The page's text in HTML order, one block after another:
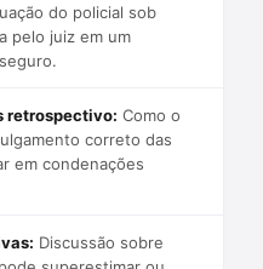
do policial sob
pelo juiz em um
retrospectivo: Como o
correto das
em condenações
Discussão sobre